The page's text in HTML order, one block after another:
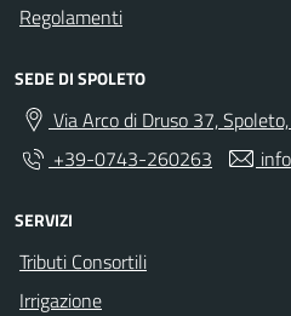
Regolamenti
SEDE DI SPOLETO
Via Arco di Druso 37,
+39-0743-260263
SERVIZI
Tributi Consortili
Irrigazione